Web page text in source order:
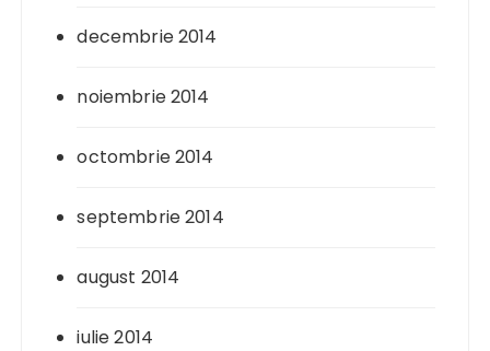
decembrie 2014
noiembrie 2014
octombrie 2014
septembrie 2014
august 2014
iulie 2014